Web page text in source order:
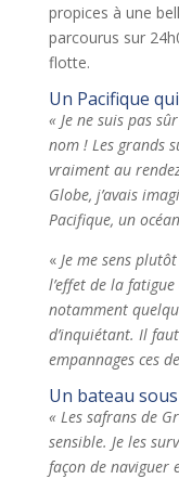
propices à une
parcourus sur
flotte.
Un Pacifique
« Je ne suis pas
nom ! Les grands
vraiment au
Globe, j’avais
Pacifique, un
« Je me sens
l’effet de la
notamment
d’inquiétant. Il
empannages ces
Un bateau
« Les safrans de
sensible. Je les
façon de naviguer